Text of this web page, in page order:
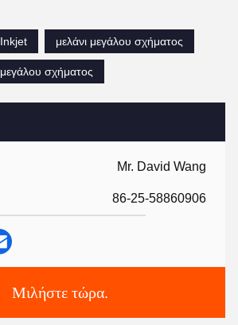
Mr. David Wang
86-25-58860906
Μιλήστε τώρα.
μελάνι μεγάλου σχήματος
σχήματος